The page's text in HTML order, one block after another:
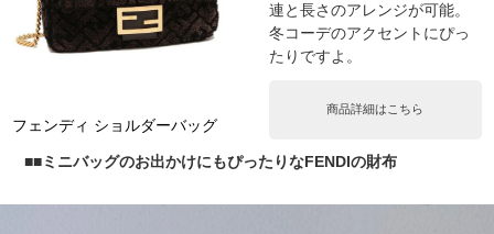
フェンディ ショルダーバッグ
連と長さのアレンジが可能。
冬コーデのアクセントにぴっ
たりですよ。
商品詳細はこちら
■ミニバッグのお出かけにもぴったりなFENDIの財布